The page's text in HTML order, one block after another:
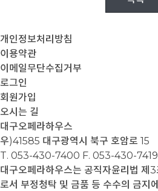
개인정보처리방침
이용약관
이메일무단수집거부
로그인
회원가입
오시는 길
대구오페라하우스
우)41585 대구광역시 북구 호암로 15
T. 053-430-7400 F. 053-430-7419
대구오페라하우스는 공직자윤리법 제
로서 부정청탁 및 금품 등 수수의 금지